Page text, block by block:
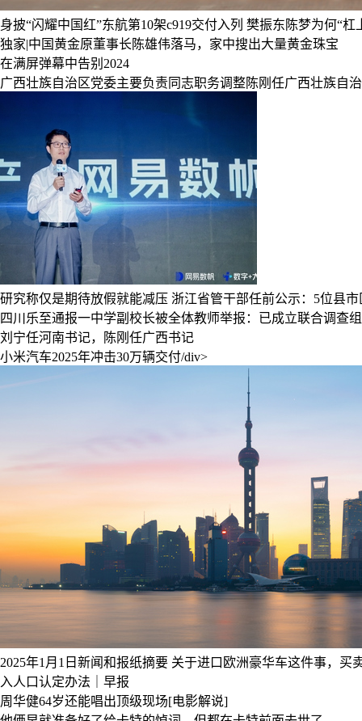
身披“闪耀中国红”东航第10架c919交付入列 樊振东陈梦为何“杠
独家|中国黄金原董事长陈雄伟落马，家中搜出大量黄金珠宝
在满屏弹幕中告别2024
广西壮族自治区党委主要负责同志职务调整陈刚任广西壮族自
研究称仅是期待放假就能减压 浙江省管干部任前公示：5位县
四川乐至通报一中学副校长被全体教师举报：已成立联合调查组
刘宁任河南书记，陈刚任广西书记
小米汽车2025年冲击30万辆交付/div>
2025年1月1日新闻和报纸摘要 关于进口欧洲豪华车这件事，买
入人口认定办法｜早报
周华健64岁还能唱出顶级现场[电影解说]